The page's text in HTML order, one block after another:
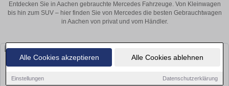
Alle Cookies akzeptieren Alle Cookies ablehnen
Einstellungen Datenschutzerklärung
Entdecken Sie in Aachen gebrauchte Mercedes Fahrzeuge. Von Kleinwagen
bis hin zum SUV – hier finden Sie von Mercedes die besten Gebrauchtwagen
in Aachen von privat und vom Händler.